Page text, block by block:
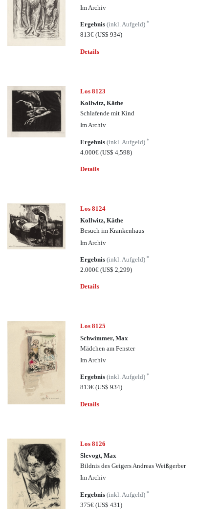
Im Archiv
Ergebnis(inkl. Aufgeld)*
813€(US$ 934)
Details
Los 8123
Kollwitz, Käthe
Schlafende mit Kind
Im Archiv
Ergebnis(inkl. Aufgeld)*
4.000€(US$ 4,598)
Details
Los 8124
Kollwitz, Käthe
Besuch im Krankenhaus
Im Archiv
Ergebnis(inkl. Aufgeld)*
2.000€(US$ 2,299)
Details
Los 8125
Schwimmer, Max
Mädchen am Fenster
Im Archiv
Ergebnis(inkl. Aufgeld)*
813€(US$ 934)
Details
Los 8126
Slevogt, Max
Bildnis des Geigers Andreas Weißgerber
Im Archiv
Ergebnis(inkl. Aufgeld)*
375€(US$ 431)